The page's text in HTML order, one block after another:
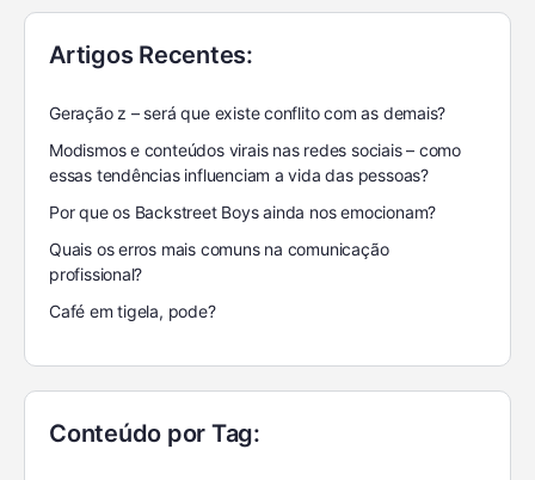
Artigos Recentes:
Geração z – será que existe conflito com as demais?
Modismos e conteúdos virais nas redes sociais – como
essas tendências influenciam a vida das pessoas?
Por que os Backstreet Boys ainda nos emocionam?
Quais os erros mais comuns na comunicação
profissional?
Café em tigela, pode?
Conteúdo por Tag: